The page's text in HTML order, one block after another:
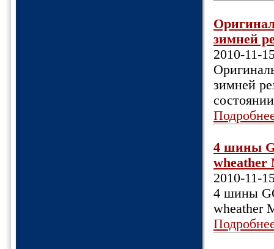
зимней
2010-11-
зимней
4 шины
wheather
2010-11-
4 шины
wheather